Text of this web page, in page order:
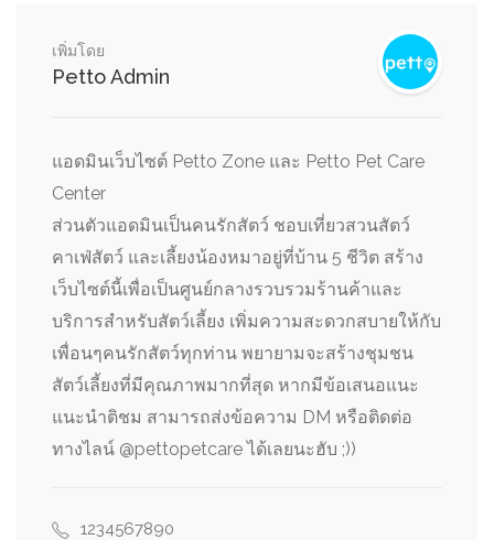
เพิ่มโดย
Petto Admin
แอดมินเว็บไซต์ Petto Zone และ Petto Pet Care
Center
ส่วนตัวแอดมินเป็นคนรักสัตว์ ชอบเที่ยวสวนสัตว์
คาเฟ่สัตว์ และเลี้ยงน้องหมาอยู่ที่บ้าน 5 ชีวิต สร้าง
เว็บไซต์นี้เพื่อเป็นศูนย์กลางรวบรวมร้านค้าและ
บริการสำหรับสัตว์เลี้ยง เพิ่มความสะดวกสบายให้กับ
เพื่อนๆคนรักสัตว์ทุกท่าน พยายามจะสร้างชุมชน
สัตว์เลี้ยงที่มีคุณภาพมากที่สุด หากมีข้อเสนอแนะ
แนะนำติชม สามารถส่งข้อความ DM หรือติดต่อ
ทางไลน์ @pettopetcare ได้เลยนะฮับ ;))
1234567890